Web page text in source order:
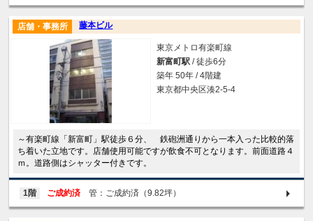
藤本ビル
店舗・事務所
東京メトロ有楽町線
新富町駅 / 徒歩6分
築年 50年 / 4階建
東京都中央区湊2-5-4
～有楽町線「新富町」駅徒歩６分、 鉄砲洲通りから一本入った比較的落
ち着いた立地です。店舗使用可能ですが飲食不可となります。前面道路４
ｍ。道路側はシャッター付きです。
1階 ご成約済 管：ご成約済（9.82坪）